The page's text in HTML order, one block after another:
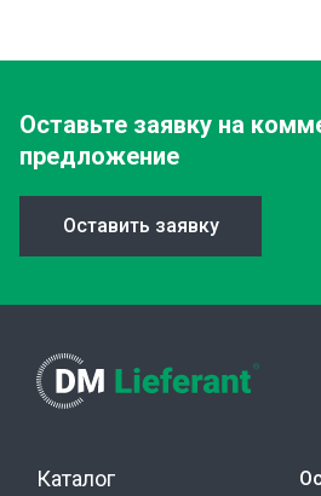
Оставьте заявку на
предложение
Оставить заявку
Каталог